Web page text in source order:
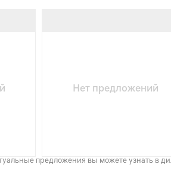
Нет предложений
предложения вы можете узнать в